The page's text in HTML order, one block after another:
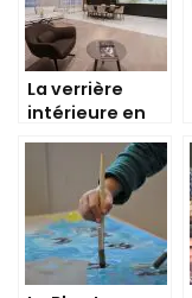
La verrière
intérieure en
have pour
décoration
intérieure !